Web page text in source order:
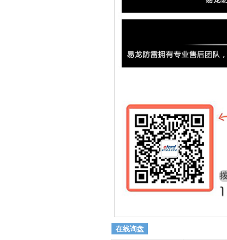
在线询盘